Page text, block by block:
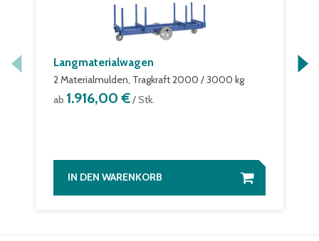
Langmaterialwagen
2 Materialmulden, Tragkraft 2000 / 3000 kg
ab 1.916,00 €/ Stk.
IN DEN WARENKORB